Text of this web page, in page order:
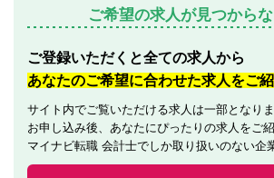
ご希望の求人が見つから
ご登録いただくと全ての求人から
あなたのご希望に合わせた求人をご
サイト内でご覧いただける求人は一部となりま
お申し込み後、あなたにぴったりの求人をご紹
マイナビ転職 会計士でしか取り扱いのない企